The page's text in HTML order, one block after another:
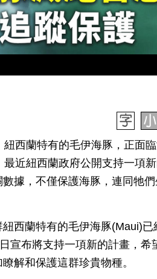
紐西蘭特有的毛伊海豚，正面
近紐西蘭政府公開支持一項
據，不僅保護海豚，連同牠
西蘭特有的毛伊海豚(Maui)已
宣布將支持一項新的計畫，希
解和保護這群珍貴物種。